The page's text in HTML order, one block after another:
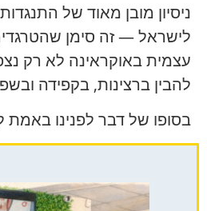
ניסיון מובן מאוד של
לישראל — זה סימן
עצמית באוקראינה לא רק
להבין ברצינות, בקפידה
בסופו של דבר לפנינו באמת